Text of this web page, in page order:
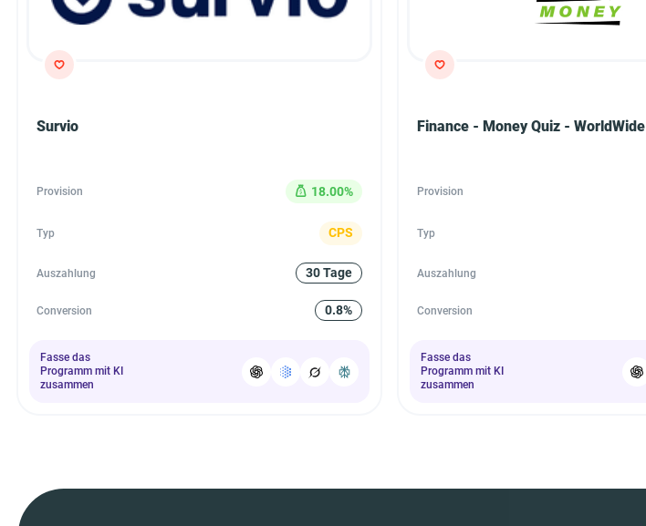
Survio
Provision 18.00%
Typ CPS
Auszahlung 30 Tage
Conversion 0.8%
Fasse das
Programm mit KI
zusammen
Finance - Money Quiz - WorldWide
Provision
Typ
Auszahlung
Conversion
Fasse das
Programm mit KI
zusammen